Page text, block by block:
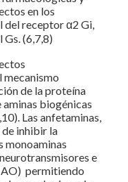
en los
del receptor α2 Gi,
(6,7,8)
de la proteína
biogénicas
Las anfetaminas,
inhibir la
monoaminas
e
permitiendo